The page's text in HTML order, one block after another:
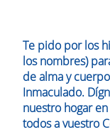
Te pido por los
los nombres)
de alma y
Inmaculado.
nuestro hogar
todos a vuestro